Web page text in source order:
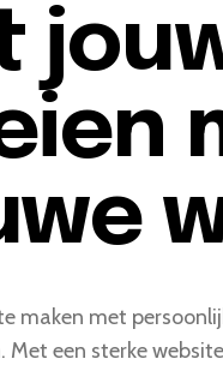
maken met
Met een sterke